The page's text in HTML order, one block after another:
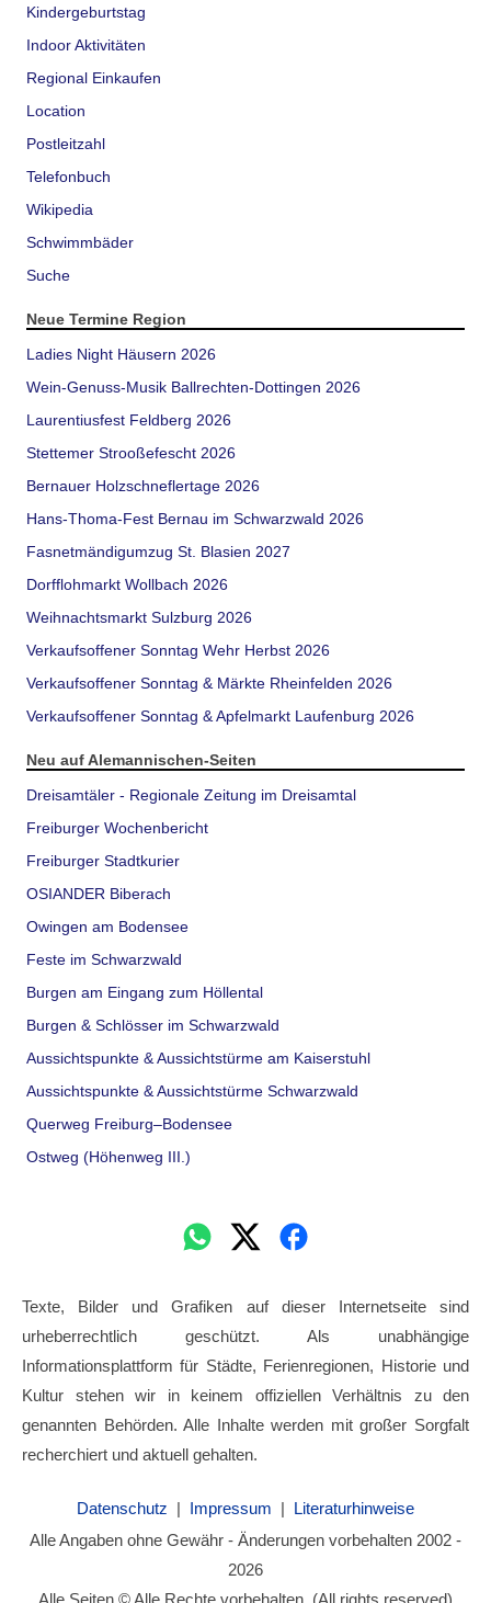
Kindergeburtstag
Indoor Aktivitäten
Regional Einkaufen
Location
Postleitzahl
Telefonbuch
Wikipedia
Schwimmbäder
Suche
Neue Termine Region
Ladies Night Häusern 2026
Wein-Genuss-Musik Ballrechten-Dottingen 2026
Laurentiusfest Feldberg 2026
Stettemer Strooßefescht 2026
Bernauer Holzschneflertage 2026
Hans-Thoma-Fest Bernau im Schwarzwald 2026
Fasnetmändigumzug St. Blasien 2027
Dorfflohmarkt Wollbach 2026
Weihnachtsmarkt Sulzburg 2026
Verkaufsoffener Sonntag Wehr Herbst 2026
Verkaufsoffener Sonntag & Märkte Rheinfelden 2026
Verkaufsoffener Sonntag & Apfelmarkt Laufenburg 2026
Neu auf Alemannischen-Seiten
Dreisamtäler - Regionale Zeitung im Dreisamtal
Freiburger Wochenbericht
Freiburger Stadtkurier
OSIANDER Biberach
Owingen am Bodensee
Feste im Schwarzwald
Burgen am Eingang zum Höllental
Burgen & Schlösser im Schwarzwald
Aussichtspunkte & Aussichtstürme am Kaiserstuhl
Aussichtspunkte & Aussichtstürme Schwarzwald
Querweg Freiburg–Bodensee
Ostweg (Höhenweg III.)
Texte, Bilder und Grafiken auf dieser Internetseite sind
urheberrechtlich geschützt. Als unabhängige
Informationsplattform für Städte, Ferienregionen, Historie und
Kultur stehen wir in keinem offiziellen Verhältnis zu den
genannten Behörden. Alle Inhalte werden mit großer Sorgfalt
recherchiert und aktuell gehalten.
Datenschutz | Impressum | Literaturhinweise
Alle Angaben ohne Gewähr - Änderungen vorbehalten 2002 -
2026
Alle Seiten © Alle Rechte vorbehalten. (All rights reserved)